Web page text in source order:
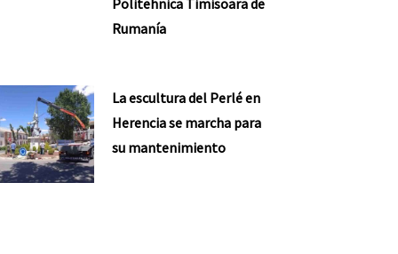
Politehnica Timisoara de
Rumanía
La escultura del Perlé en
Herencia se marcha para
su mantenimiento